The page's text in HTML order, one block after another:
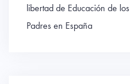
libertad de Educación de los
Padres en España